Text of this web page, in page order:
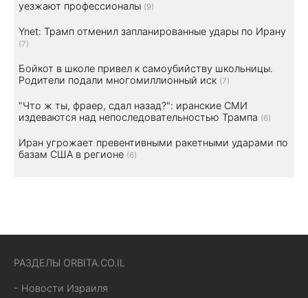
уезжают профессионалы (9)
Ynet: Трамп отменил запланированные удары по Ирану
(7)
Бойкот в школе привел к самоубийству школьницы.
Родители подали многомиллионный иск (7)
"Что ж ты, фраер, сдал назад?": иранские СМИ
издеваются над непоследовательностью Трампа (6)
Иран угрожает превентивными ракетными ударами по
базам США в регионе (6)
РАЗДЕЛЫ ORBITA.CO.IL
- Новости Израиля